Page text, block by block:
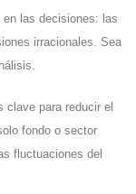
las decisiones: las
irracionales. Sea
para reducir el
fondo o sector
fluctuaciones del